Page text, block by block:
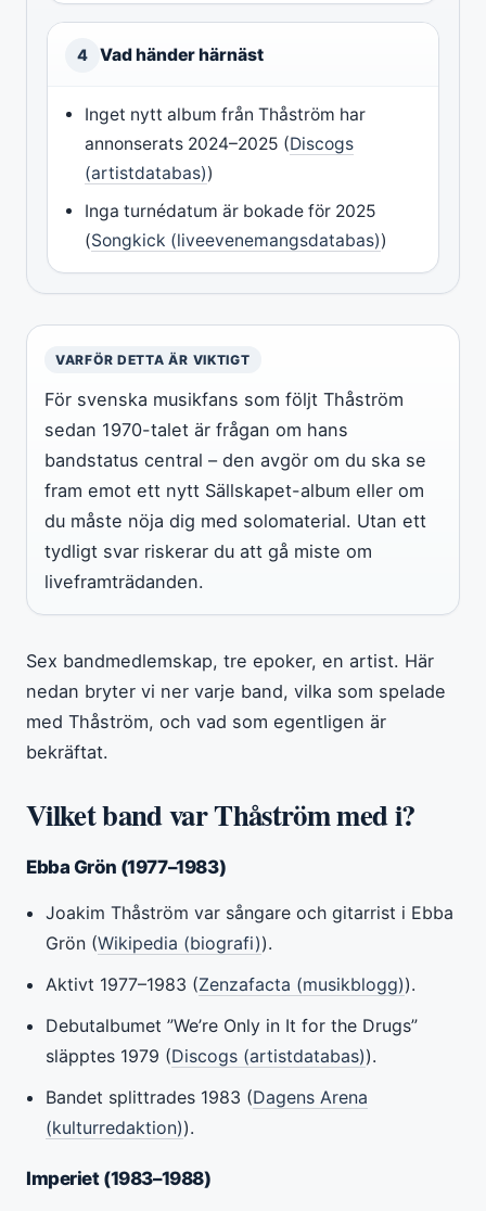
4 Vad händer härnäst
Inget nytt album från Thåström har
annonserats 2024–2025 (Discogs
(artistdatabas))
Inga turnédatum är bokade för 2025
(Songkick (liveevenemangsdatabas))
VARFÖR DETTA ÄR VIKTIGT
För svenska musikfans som följt Thåström
sedan 1970-talet är frågan om hans
bandstatus central – den avgör om du ska se
fram emot ett nytt Sällskapet-album eller om
du måste nöja dig med solomaterial. Utan ett
tydligt svar riskerar du att gå miste om
liveframträdanden.
Sex bandmedlemskap, tre epoker, en artist. Här
nedan bryter vi ner varje band, vilka som spelade
med Thåström, och vad som egentligen är
bekräftat.
Vilket band var Thåström med i?
Ebba Grön (1977–1983)
Joakim Thåström var sångare och gitarrist i Ebba
Grön (Wikipedia (biografi)).
Aktivt 1977–1983 (Zenzafacta (musikblogg)).
Debutalbumet ”We’re Only in It for the Drugs”
släpptes 1979 (Discogs (artistdatabas)).
Bandet splittrades 1983 (Dagens Arena
(kulturredaktion)).
Imperiet (1983–1988)